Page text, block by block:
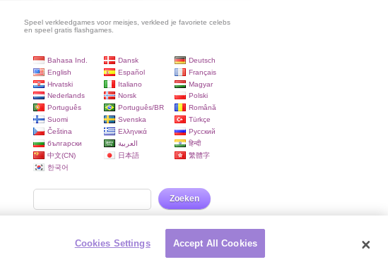
Speel verkleedgames voor meisjes, verkleed je favoriete celebs
en speel gratis flashgames.
Bahasa Ind. Dansk
Deutsch
English
Español
Français
Hrvatski
Italiano
Magyar
Nederlands
Norsk
Polski
Português
Português/BR
Română
Suomi
Svenska
Türkçe
Čeština
Ελληνικά
Русский
български
العربية
हिन्दी
中文(CN)
日本語
繁體字
한국어
Zoeken
Cookies Settings Accept All Cookies